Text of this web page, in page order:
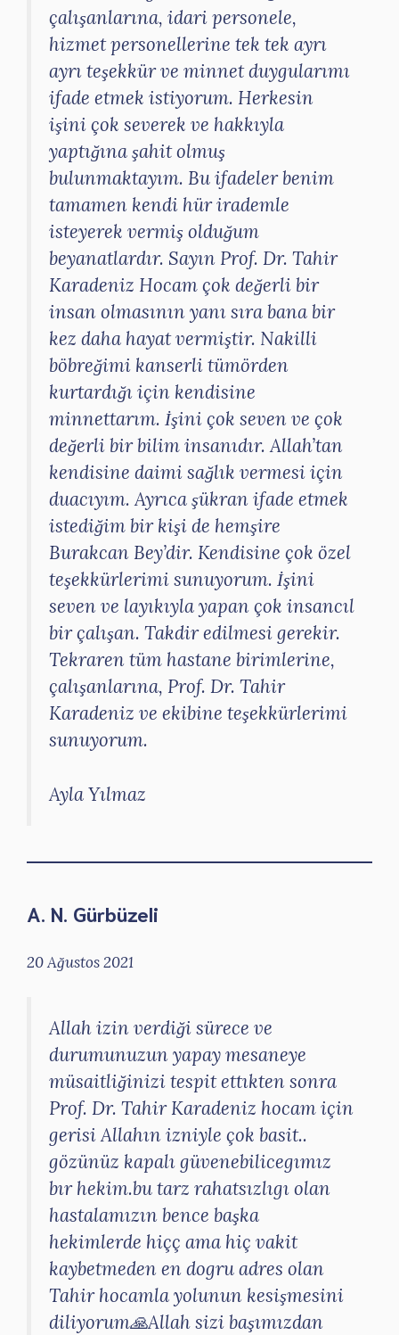
çalışanlarına, idari personele,
hizmet personellerine tek tek ayrı
ayrı teşekkür ve minnet duygularımı
ifade etmek istiyorum. Herkesin
işini çok severek ve hakkıyla
yaptığına şahit olmuş
bulunmaktayım. Bu ifadeler benim
tamamen kendi hür irademle
isteyerek vermiş olduğum
beyanatlardır. Sayın Prof. Dr. Tahir
Karadeniz Hocam çok değerli bir
insan olmasının yanı sıra bana bir
kez daha hayat vermiştir. Nakilli
böbreğimi kanserli tümörden
kurtardığı için kendisine
minnettarım. İşini çok seven ve çok
değerli bir bilim insanıdır. Allah’tan
kendisine daimi sağlık vermesi için
duacıyım. Ayrıca şükran ifade etmek
istediğim bir kişi de hemşire
Burakcan Bey’dir. Kendisine çok özel
teşekkürlerimi sunuyorum. İşini
seven ve layıkıyla yapan çok insancıl
bir çalışan. Takdir edilmesi gerekir.
Tekraren tüm hastane birimlerine,
çalışanlarına, Prof. Dr. Tahir
Karadeniz ve ekibine teşekkürlerimi
sunuyorum.
Ayla Yılmaz
A. N. Gürbüzeli
20 Ağustos 2021
Allah izin verdiği sürece ve
durumunuzun yapay mesaneye
müsaitliğinizi tespit ettıkten sonra
Prof. Dr. Tahir Karadeniz hocam için
gerisi Allahın izniyle çok basit..
gözünüz kapalı güvenebilicegımız
bır hekim.bu tarz rahatsızlıgı olan
hastalamızın bence başka
hekimlerde hiçç ama hiç vakit
kaybetmeden en dogru adres olan
Tahir hocamla yolunun kesişmesini
diliyorum🙏Allah sizi başımızdan